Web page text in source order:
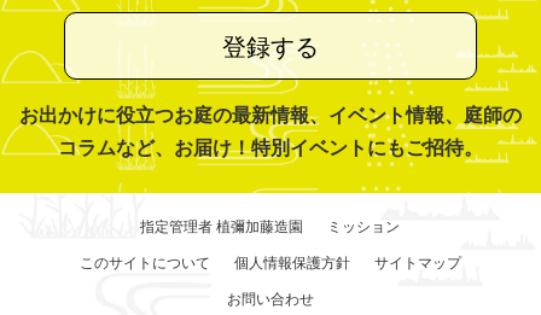
登録する
お出かけに役立つお庭の最新情報、イベント情報、庭師の
コラムなど、お届け！特別イベントにもご招待。
指定管理者 植彌加藤造園
ミッション
このサイトについて
個人情報保護方針
サイトマップ
お問い合わせ